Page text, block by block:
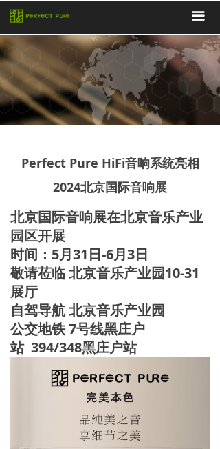
끀
Perfect Pure HiFi音响系统亮相
2024北京国际音响展
北京国际音响展在北京音乐产业
园区开展
时间：5月31日-6月3日
敬请莅临 北京音乐产业园10-31
展厅
自驾导航 北京音乐产业园
公交地铁 7号线黑庄户
站 394/348黑庄户站